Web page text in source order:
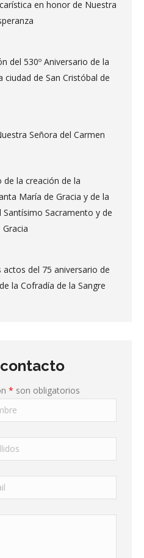
en honor de Nuestra
del 530º Aniversario de la
ciudad de San Cristóbal de
Señora del Carmen
de la creación de la
María de Gracia y de la
Santísimo Sacramento y de
actos del 75 aniversario de
la Cofradía de la Sangre
* son obligatorios